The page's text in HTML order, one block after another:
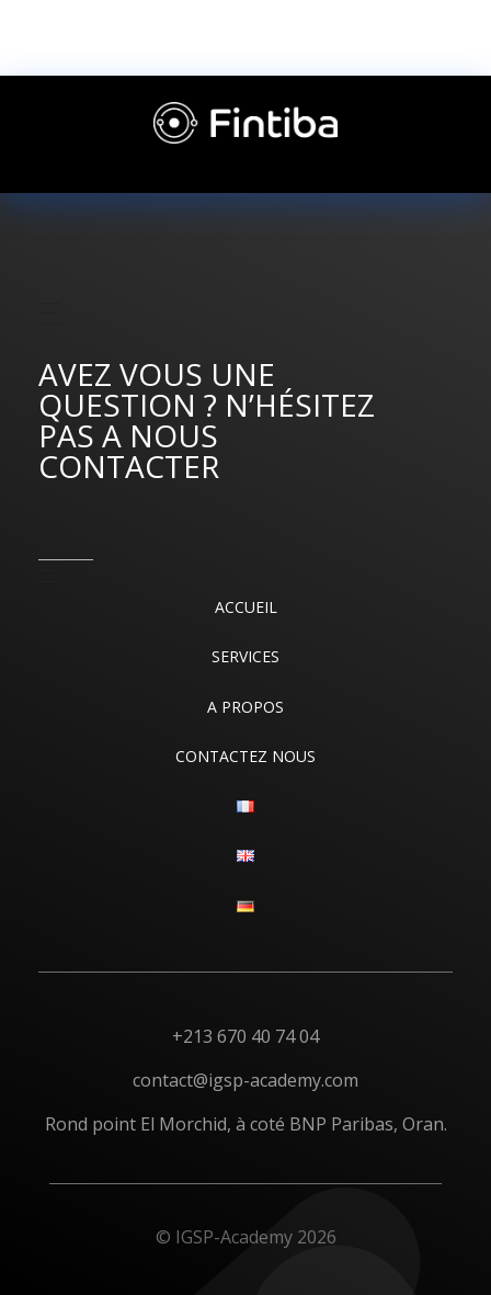
AVEZ VOUS UNE
QUESTION ? N’HÉSITEZ
PAS A NOUS
CONTACTER
ACCUEIL
SERVICES
A PROPOS
CONTACTEZ NOUS
+213 670 40 74 04
contact@igsp-academy.com
Rond point El Morchid, à coté BNP Paribas, Oran.
© IGSP-Academy 2026